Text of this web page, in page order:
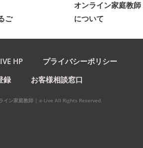
ご
オンライン家庭教師
について
HP
プライバシーポリシー
録
お客様相談窓口
イン家庭教師 | e-Live All Rights Reserved.